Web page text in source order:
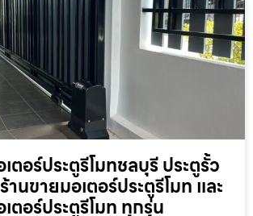
ตอร์ประตูรีโมทชลบุรี ประตูรั้ว
นขายมอเตอร์ประตูรีโมท และ
ตอร์ประตูรีโมท ทุกรุ่น